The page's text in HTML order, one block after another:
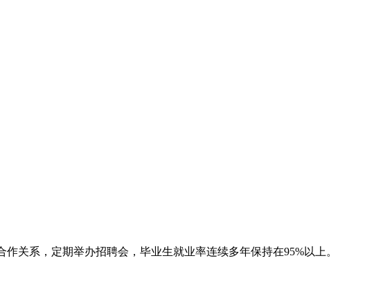
关系，定期举办招聘会，毕业生就业率连续多年保持在95%以上。